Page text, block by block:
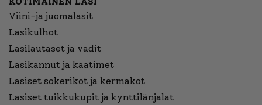
Viini-ja juomalasit
Lasikulhot
Lasilautaset ja vadit
Lasikannut ja kaatimet
Lasiset sokerikot ja kermakot
Lasiset tuikkukupit ja kynttilänjalat